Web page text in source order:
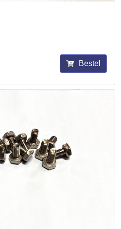
Bestel